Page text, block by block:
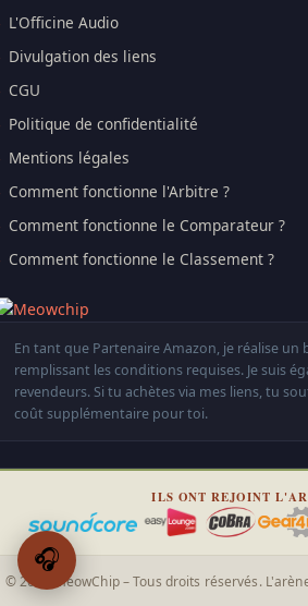
L'Officine Audio
Divulgation des liens
CGU
Politique de confidentialité
Mentions légales
Comment fonctionne l'Arbitre ?
Comment fonctionne le Comparateur ?
Comment fonctionne le Classement ?
En tant que Partenaire Amazon, je réalise un
remplissant les conditions requises. Je suis
revendeurs. Si tu achètes via mes liens, tu
coût supplémentaire pour toi.
ILS ONT REJOINT
© 2026 MeowChip – Tous droits réservés.
🎧